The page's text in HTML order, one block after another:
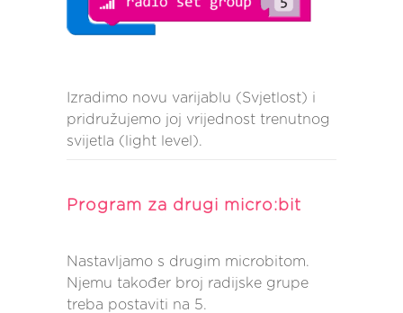
Izradimo novu varijablu (Svjetlost) i
pridružujemo joj vrijednost trenutnog
svijetla (light level).
Ukoliko je izmjerena jačina svjetlosti
niža ili jednaka vrijednosti 15, microbit
Program za drugi micro:bit
Nastavljamo s drugim microbitom.
Njemu također broj radijske grupe
treba postaviti na 5.